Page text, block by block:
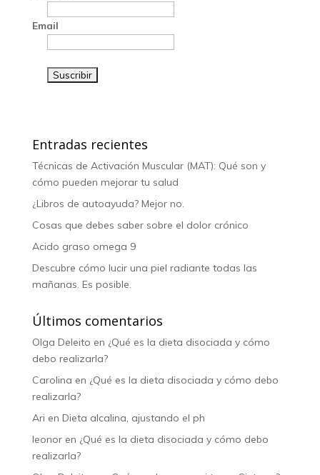
Email
Entradas recientes
Técnicas de Activación Muscular (MAT): Qué son y
cómo pueden mejorar tu salud
¿Libros de autoayuda? Mejor no.
Cosas que debes saber sobre el dolor crónico
Acido graso omega 9
Descubre cómo lucir una piel radiante todas las
mañanas. Es posible.
Últimos comentarios
Olga Deleito en ¿Qué es la dieta disociada y cómo
debo realizarla?
Carolina en ¿Qué es la dieta disociada y cómo debo
realizarla?
Ari en Dieta alcalina, ajustando el ph
leonoren ¿Qué es la dieta disociada y cómo debo
realizarla?